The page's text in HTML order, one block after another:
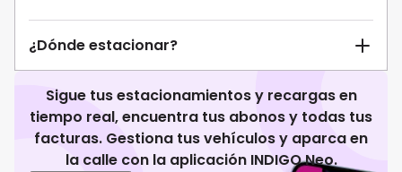
¿Dónde estacionar?
Sigue tus estacionamientos y recargas en
tiempo real, encuentra tus abonos y todas tus
facturas. Gestiona tus vehículos y aparca en
la calle con la aplicación INDIGO Neo.